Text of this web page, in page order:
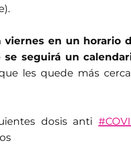
en un horario
seguirá un
les quede más
dosis anti